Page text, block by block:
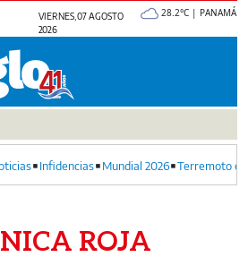
VIERNES, 07 AGOSTO
2026
28.2°C | PANAMÁ
Infidencias Mundial 2026 Terremoto
ROJA